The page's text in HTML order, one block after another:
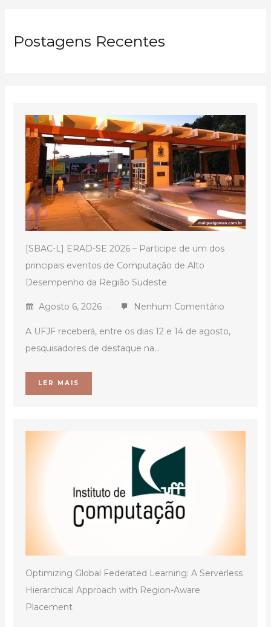
Postagens Recentes
[SBAC-L] ERAD-SE 2026 – Participe de um dos
principais eventos de Computação de Alto
Desempenho da Região Sudeste
Agosto 6, 2026 Nenhum Comentário
A UFJF receberá, entre os dias 12 e 14 de agosto,
pesquisadores de destaque na...
LER MAIS
Optimizing Global Federated Learning: A Serverless
Hierarchical Approach with Region-Aware
Placement